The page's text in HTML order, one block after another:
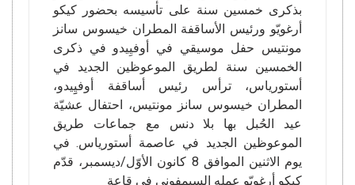
بذكرى خمسين سنة على تأسيسه بحضور كيكو
أرغويّو ورئيس الأساقفة المطران خيسوس سانز
مونتيس حفل موسيقي في أوفيِيدو في ذكرى
الخمسين سنة لطريق الموعوظين الجديد في
أستورياس، ترأس رئيس أساقفة أوفيِِيدو،
المطران خيسوس سانز مونتيس، احتفال عشيّة
عيد الحُبل بها بلا دنس مع جماعات طريق
الموعوظين الجديد في عاصمة أستورياس. في
يوم الاثنين الموافق 8 كانون الأوّل/ديسمبر، قدّم
كيكو أرغويّو عمله السيمفوني في قاعة